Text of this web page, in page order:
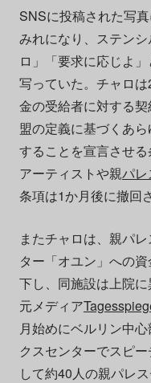
SNSに投稿された写
みれになり、ステン
ロ」「要求に応じよ
写っていた。チャロ
金の受給者に対する
盟の定義に基づくあ
することを宣言させる
アーティストや親パレ
条項は1か月後に撤回
またチャロは、親パ
ター「オユン」への
下し、同施設は上院
元メディア
月始めにベルリン中
クスセンターでスピ
して約40人の親パレ